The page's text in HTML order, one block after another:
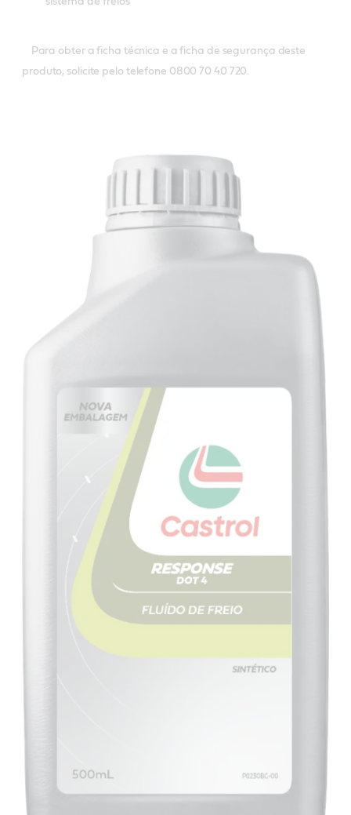
Para obter a ficha técnica e a ficha de segurança deste
produto, solicite pelo telefone 0800 70 40 720.